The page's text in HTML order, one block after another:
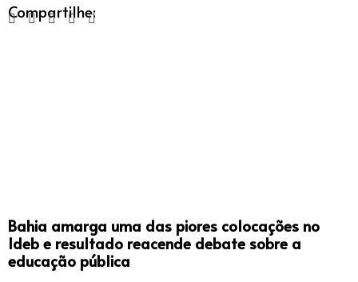
Compartilhe:
Bahia amarga uma das piores colocações no
Ideb e resultado reacende debate sobre a
educação pública